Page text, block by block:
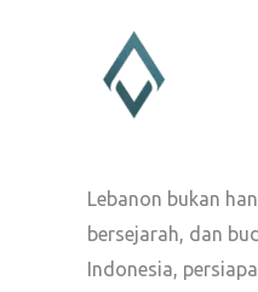
Lebanon bukan
bersejarah, dan
Indonesia,